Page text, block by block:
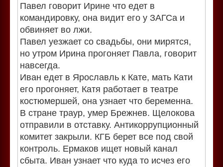
Павел говорит Ирине что едет в
командировку, она видит его у ЗАГСа и
обвиняет во лжи.
Павел уезжает со свадьбы, они мирятся,
но утром Ирина прогоняет Павла, говорит
навсегда.
Иван едет в Ярославль к Кате, мать Кати
его прогоняет, Катя работает в театре
костюмершей, она узнает что беременна.
В стране траур, умер Брежнев. Щелокова
отправили в отставку. Антикоррупционный
комитет закрыли. КГБ берет все под свой
контроль. Ермаков ищет новый канал
сбыта. Иван узнает что куда то исчез его